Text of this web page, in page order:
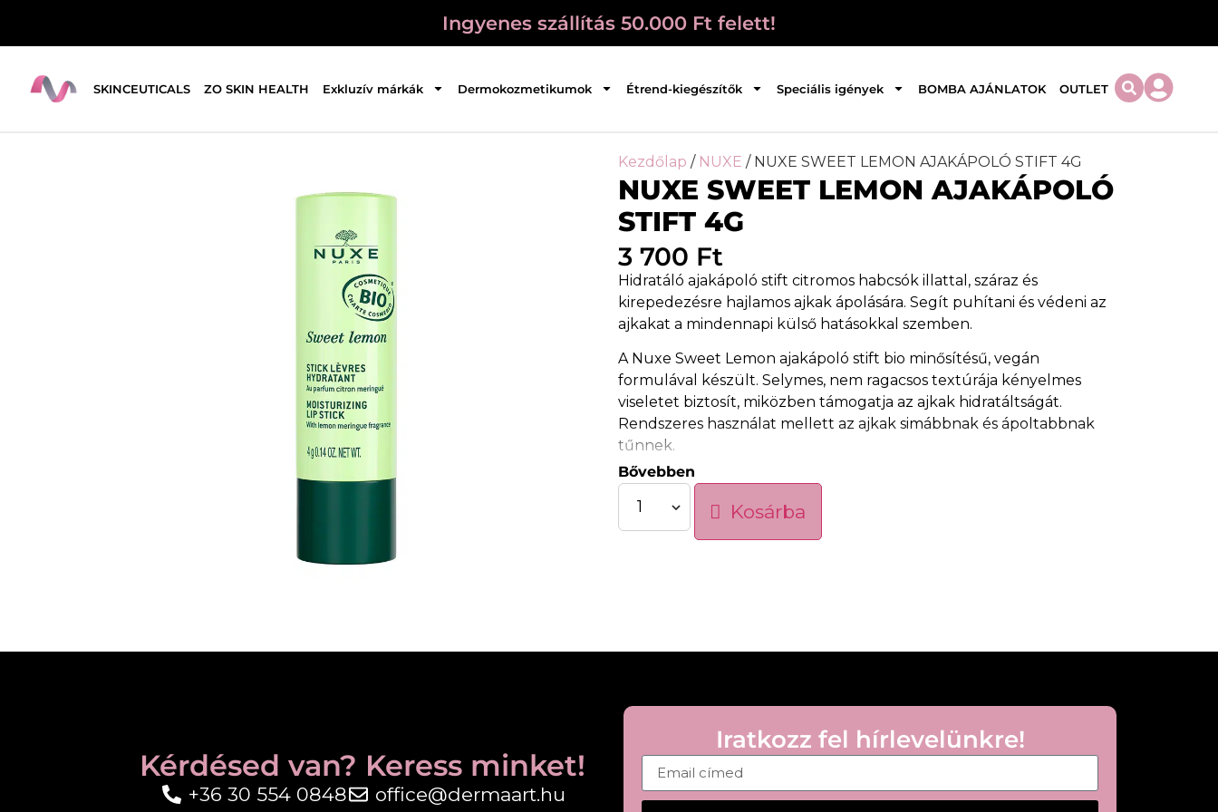
Ingyenes szállítás 50.000 Ft felett!
SKINCEUTICALS ZO SKIN HEALTH Exkluzív márkák Dermokozmetikumok Étrend-kiegészítők Speciális igények BOMBA AJÁNLATOK OUTLET
Kezdőlap / NUXE / NUXE SWEET LEMON AJAKÁPOLÓ STIFT 4G
NUXE SWEET LEMON AJAKÁPOLÓ
STIFT 4G
3 700 Ft
Hidratáló ajakápoló stift citromos habcsók illattal, száraz és
kirepedezésre hajlamos ajkak ápolására. Segít puhítani és védeni az
ajkakat a mindennapi külső hatásokkal szemben.
A Nuxe Sweet Lemon ajakápoló stift bio minősítésű, vegán
formulával készült. Selymes, nem ragacsos textúrája kényelmes
viseletet biztosít, miközben támogatja az ajkak hidratáltságát.
Rendszeres használat mellett az ajkak simábbnak és ápoltabbnak
tűnnek.
Tulajdonságok:
• Hidratálja és puhítja az ajkakat
• Nem ragacsos állag
• Védelem szél és hideg ellen
Bővebben
Kosárba
Iratkozz fel hírlevelünkre!
Kérdésed van? Keress minket!
+36 30 554 0848 office@dermaart.hu